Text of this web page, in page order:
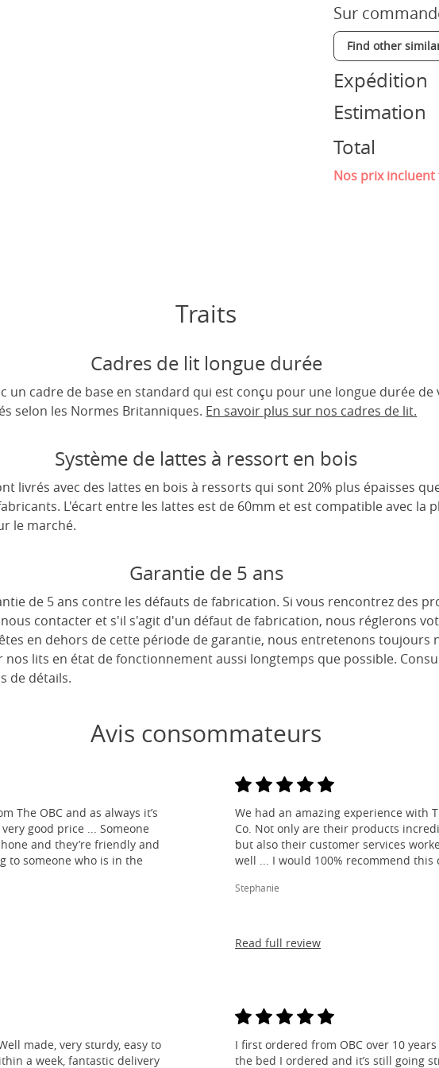
Sur
Find other
Expédition
Estimation
Total
Nos prix
Traits
Cadres de lit longue durée
un cadre de base en standard qui est conçu pour une longue durée de
selon les Normes Britanniques. En savoir plus sur nos cadres de lit.
Système de lattes à ressort en bois
livrés avec des lattes en bois à ressorts qui sont 20% plus épaisses
L'écart entre les lattes est de 60mm et est compatible avec la
le marché.
Garantie de 5 ans
de 5 ans contre les défauts de fabrication. Si vous rencontrez des
contacter et s'il s'agit d'un défaut de fabrication, nous réglerons
en dehors de cette période de garantie, nous entretenons toujours
nos lits en état de fonctionnement aussi longtemps que possible.
de détails.
Avis consommateurs
The OBC and as always it’s
good price ... Someone
and they’re friendly and
to someone who is in the
We had an amazing experience with
Co. Not only are their products
but also their customer services
well ... I would 100% recommend this
Stephanie
Read full review
made, very sturdy, easy to
a week, fantastic delivery
I first ordered from OBC over 10
the bed I ordered and it’s still going